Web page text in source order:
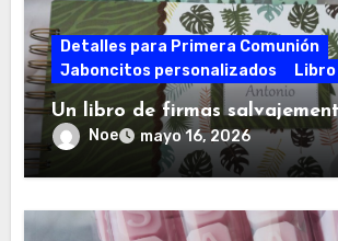
Detalles para Primera Comunión
Jaboncitos personalizados
Un libro de firmas
Noe mayo 16, 2026